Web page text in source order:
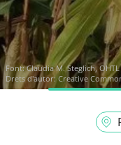
Font:Claudia M. Steglich, OHTL
Drets d'autor: Creative